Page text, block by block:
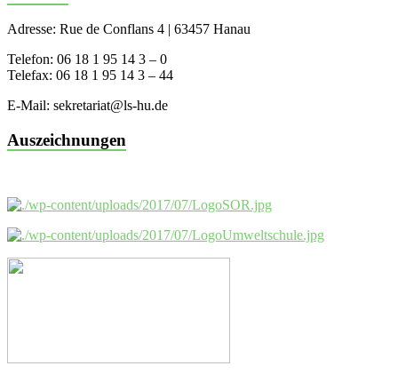
Adresse: Rue de Conflans 4 | 63457 Hanau
Telefon: 06 18 1 95 14 3 – 0
Telefax: 06 18 1 95 14 3 – 44
E-Mail: sekretariat@ls-hu.de
Auszeichnungen